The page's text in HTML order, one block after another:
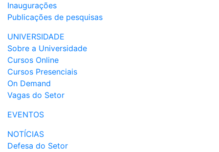
Inaugurações
Publicações de pesquisas
UNIVERSIDADE
Sobre a Universidade
Cursos Online
Cursos Presenciais
On Demand
Vagas do Setor
EVENTOS
NOTÍCIAS
Defesa do Setor